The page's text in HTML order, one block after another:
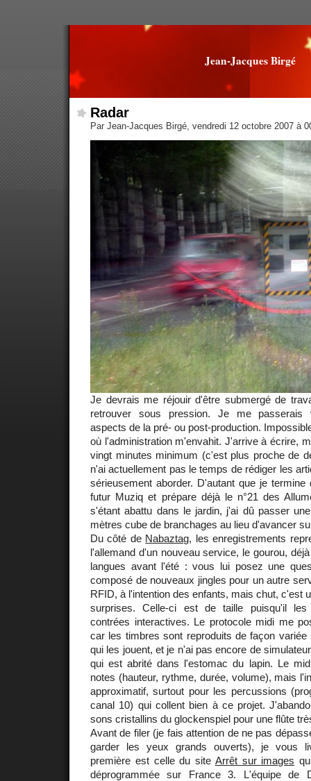
Jean-Jacques Birgé
Radar
Par Jean-Jacques Birgé, vendredi 12 octobre 2007 à
Je devrais me réjouir d'être submergé de
retrouver sous pression. Je me passerais
aspects de la pré- ou post-production.
où l'administration m'envahit. J'arrive à écrire,
vingt minutes minimum (c'est plus proche de
n'ai actuellement pas le temps de rédiger les
sérieusement aborder. D'autant que je
futur Muziq et prépare déjà le n°21 des
s'étant abattu dans le jardin, j'ai dû passer
mètres cube de branchages au lieu d'avancer
Du côté de Nabaztag, les enregistrements
l'allemand d'un nouveau service, le gourou,
langues avant l'été : vous lui posez une
composé de nouveaux jingles pour un autre
RFID, à l'intention des enfants, mais chut, c'est
surprises. Celle-ci est de taille puisqu'il
contrées interactives. Le protocole midi me
car les timbres sont reproduits de façon
qui les jouent, et je n'ai pas encore de
qui est abrité dans l'estomac du lapin. Le
notes (hauteur, rythme, durée, volume), mais
approximatif, surtout pour les percussions
canal 10) qui collent bien à ce projet.
sons cristallins du glockenspiel pour une flûte
Avant de filer (je fais attention de ne pas
garder les yeux grands ouverts), je vous
première est celle du site Arrêt sur images
déprogrammée sur France 3. L'équipe de